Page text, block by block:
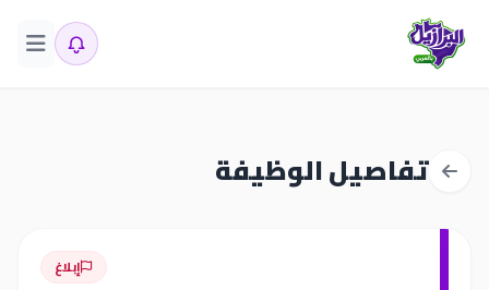
تفاصيل الوظيفة
إبلاغ